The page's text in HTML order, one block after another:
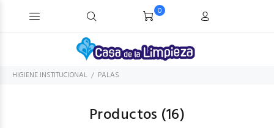
0
HIGIENE INSTITUCIONAL PALAS
Productos (16)